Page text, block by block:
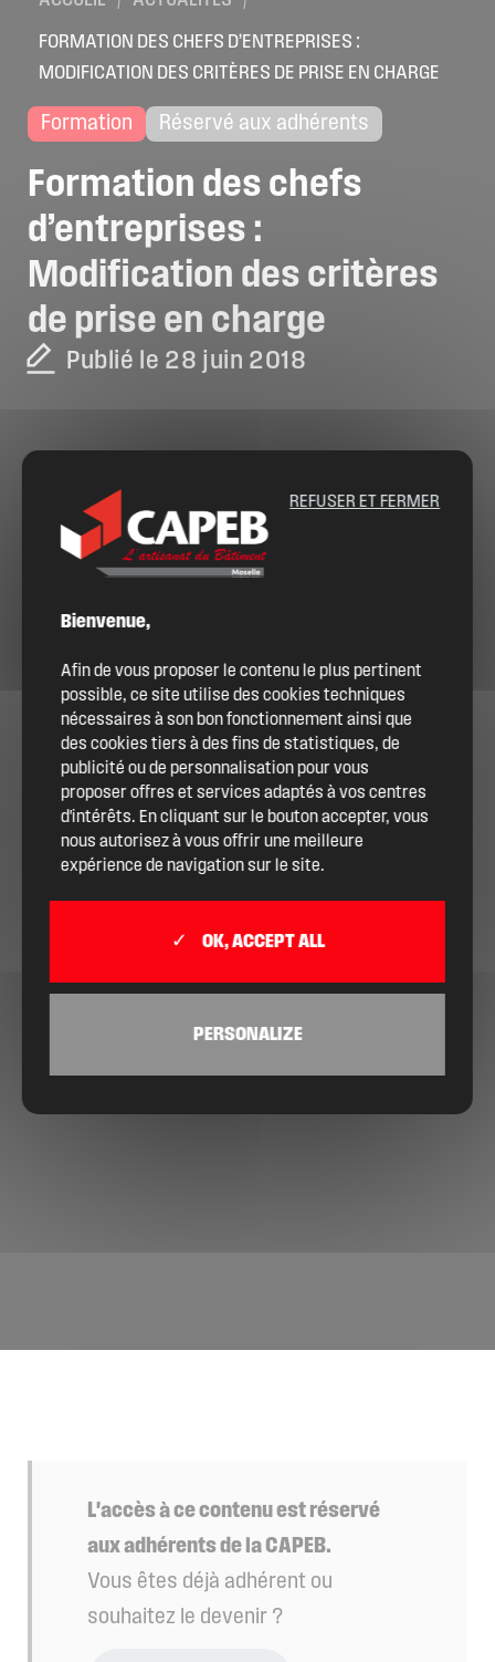
FORMATION DES CHEFS D’ENTREPRISES :
MODIFICATION DES CRITÈRES DE PRISE EN CHARGE
Formation Réservé aux adhérents
Formation des chefs
d’entreprises :
Modification des critères
de prise en charge
Publié le 28 juin 2018
L'accès à ce contenu est réservé
aux adhérents de la CAPEB.
Vous êtes déjà adhérent ou
souhaitez le devenir ?
Bienvenue,
Afin de vous proposer le contenu le plus pertinent
possible, ce site utilise des cookies techniques
nécessaires à son bon fonctionnement ainsi que
des cookies tiers à des fins de statistiques, de
publicité ou de personnalisation pour vous
proposer offres et services adaptés à vos centres
d'intérêts. En cliquant sur le bouton accepter, vous
nous autorisez à vous offrir une meilleure
expérience de navigation sur le site.
OK, ACCEPT ALL
REFUSER ET FERMER
PERSONALIZE